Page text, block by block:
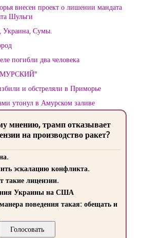
внесен проект о лишении мандата
Шульги
Украина, Сумы.
погибли два человека
и обстреляли в Приморье
утонул в Амурском заливе
мнению, трамп отказывает
на производство ракет?
эскалацию конфликта.
такие лицензии.
Украины на США
поведения такая: обещать и